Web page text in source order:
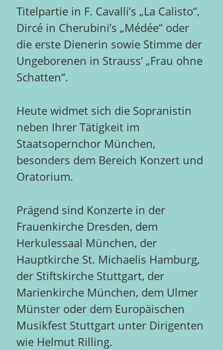
Titelpartie in F. Cavalli’s „La Calisto“,
Dircé in Cherubini’s „Médée“ oder
die erste Dienerin sowie Stimme der
Ungeborenen in Strauss‘ „Frau ohne
Schatten“.
Heute widmet sich die Sopranistin
neben Ihrer Tätigkeit im
Staatsopernchor München,
besonders dem Bereich Konzert und
Oratorium.
Prägend sind Konzerte in der
Frauenkirche Dresden, dem
Herkulessaal München, der
Hauptkirche St. Michaelis Hamburg,
der Stiftskirche Stuttgart, der
Marienkirche München, dem Ulmer
Münster oder dem Europäischen
Musikfest Stuttgart unter Dirigenten
wie Helmut Rilling.